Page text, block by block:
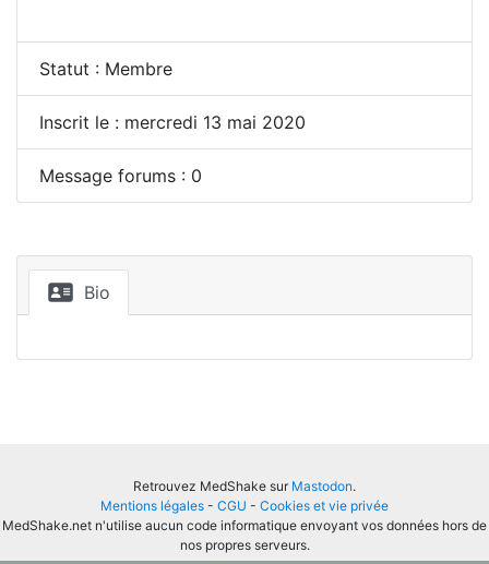
Statut : Membre
Inscrit le : mercredi 13 mai 2020
Message forums : 0
Bio
Retrouvez MedShake sur Mastodon.
Mentions légales - CGU - Cookies et vie privée
MedShake.net n'utilise aucun code informatique envoyant vos données hors de
nos propres serveurs.